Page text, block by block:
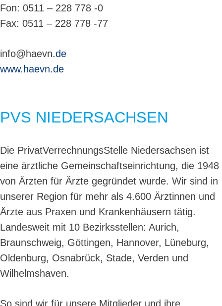
Fon: 0511 – 228 778 -0
Fax: 0511 – 228 778 -77
info@haevn.de
www.haevn.de
PVS NIEDERSACHSEN
Die PrivatVerrechnungsStelle Niedersachsen ist
eine ärztliche Gemeinschaftseinrichtung, die 1948
von Ärzten für Ärzte gegründet wurde. Wir sind in
unserer Region für mehr als 4.600 Ärztinnen und
Ärzte aus Praxen und Krankenhäusern tätig.
Landesweit mit 10 Bezirksstellen: Aurich,
Braunschweig, Göttingen, Hannover, Lüneburg,
Oldenburg, Osnabrück, Stade, Verden und
Wilhelmshaven.
So sind wir für unsere Mitglieder und ihre